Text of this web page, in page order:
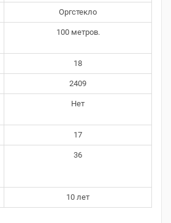
Оргстекло
100 метров.
18
2409
Нет
17
36
10 лет